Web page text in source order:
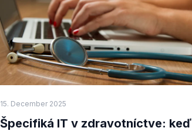
15. December 2025
Špecifiká IT v zdravotníctve: keď